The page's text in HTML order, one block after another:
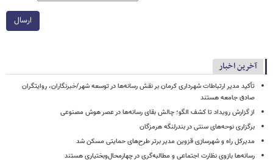
ارسال
آخرین اخبار
تأکید مدیر ارتباطات شهرداری کرمان بر نقش رسانه‌ها در توسعه شهر/خبرنگاران، روایتگران
صادق جامعه هستند
از گزارش رویداد تا کشف الگو؛ چالش بقای رسانه‌ها در عصر هوش مصنوعی
برگزاری نوحه‌های سنتی در بندرلنگه هرمزگان
مدیرکل راه و شهرسازی قزوین مدیر برتر طرح‌های حمایتی مسکن شد
رسانه‌ها بازوی نظارت اجتماعی و مطالبه‌گری در چهارمحال‌وبختیاری هستند